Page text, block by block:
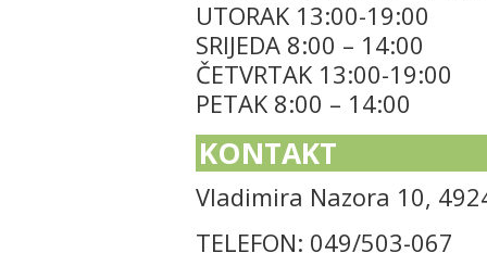
UTORAK 13:00-19:00
SRIJEDA 8:00 – 14:00
ČETVRTAK 13:00-19:00
PETAK 8:00 – 14:00
KONTAKT
Vladimira Nazora 10,
TELEFON: 049/503-067